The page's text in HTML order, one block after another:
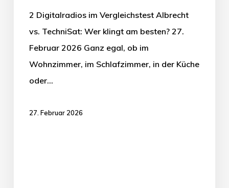
2 Digitalradios im Vergleichstest Albrecht
vs. TechniSat: Wer klingt am besten? 27.
Februar 2026 Ganz egal, ob im
Wohnzimmer, im Schlafzimmer, in der Küche
oder…
27. Februar 2026